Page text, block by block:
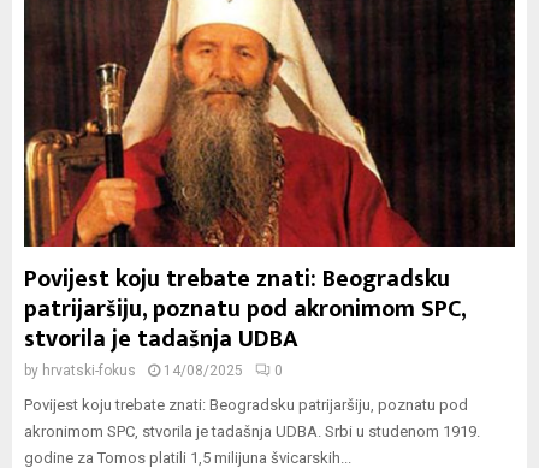
Povijest koju trebate znati: Beogradsku
patrijaršiju, poznatu pod akronimom SPC,
stvorila je tadašnja UDBA
by hrvatski-fokus 14/08/2025 0
Povijest koju trebate znati: Beogradsku patrijaršiju, poznatu pod
akronimom SPC, stvorila je tadašnja UDBA. Srbi u studenom 1919.
godine za Tomos platili 1,5 milijuna švicarskih...